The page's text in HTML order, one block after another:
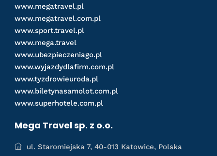
www.megatravel.pl
www.megatravel.com.pl
www.sport.travel.pl
www.mega.travel
www.ubezpieczeniago.pl
www.wyjazdydlafirm.com.pl
www.tyzdrowieuroda.pl
www.biletynasamolot.com.pl
www.superhotele.com.pl
Mega Travel sp. z o.o.
ul. Staromiejska 7, 40-013 Katowice, Polska